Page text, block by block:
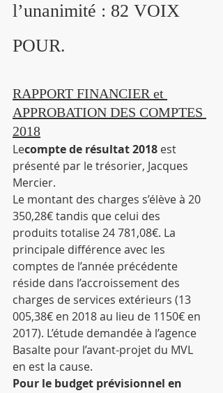
l’unanimité : 82 VOIX
POUR.
RAPPORT FINANCIER et
APPROBATION DES COMPTES
2018
Lecompte de résultat 2018 est
présenté par le trésorier, Jacques
Mercier.
Le montant des charges s’élève à 20
350,28€ tandis que celui des
produits totalise 24 781,08€. La
principale différence avec les
comptes de l’année précédente
réside dans l’accroissement des
charges de services extérieurs (13
005,38€ en 2018 au lieu de 1150€ en
2017). L’étude demandée à l’agence
Basalte pour l’avant-projet du MVL
en est la cause.
Pour le budget prévisionnel en